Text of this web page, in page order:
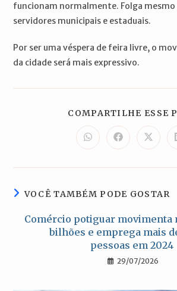
funcionam normalmente. Folga mesmo
servidores municipais e estaduais.
Por ser uma véspera de feira livre, o
da cidade será mais expressivo.
COMPARTILHE ESSE
Abre
em
nova
Abre
em
nova
Abre
em
nova
VOCÊ TAMBÉM PODE GOSTAR
Comércio potiguar movimenta
bilhões e emprega mais
pessoas em 2024
29/07/2026